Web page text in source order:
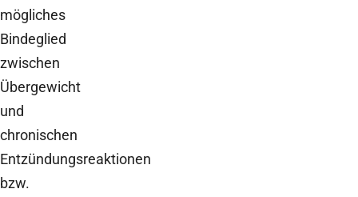
mögliches
Bindeglied
zwischen
Übergewicht
und
chronischen
Entzündungsreaktionen
bzw.